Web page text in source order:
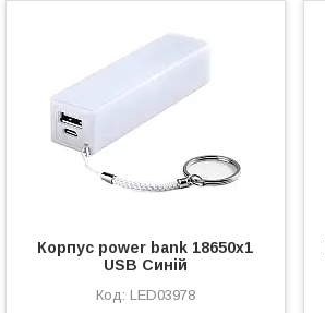
Корпус power bank 18650х1
USB Синій
LED03978